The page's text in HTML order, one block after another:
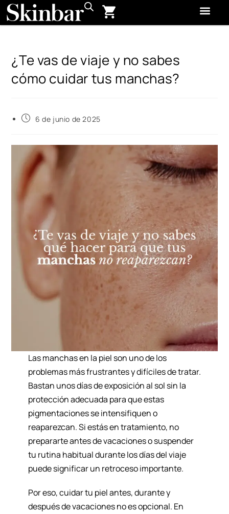
¿Te vas de viaje y no sabes
cómo cuidar tus manchas?
6 de junio de 2025
Las manchas en la piel son uno de los
problemas más frustrantes y difíciles de tratar.
Bastan unos días de exposición al sol sin la
protección adecuada para que estas
pigmentaciones se intensifiquen o
reaparezcan. Si estás en tratamiento, no
prepararte antes de vacaciones o suspender
tu rutina habitual durante los días del viaje
puede significar un retroceso importante.
Por eso, cuidar tu piel antes, durante y
después de vacaciones no es opcional. En